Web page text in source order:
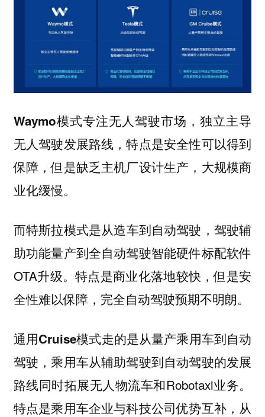
Waymo模式专注无人驾驶市场，独立主导
无人驾驶发展路线，特点是安全性可以得到
保障，但是缺乏主机厂设计生产，大规模商
业化缓慢。
而特斯拉模式是从造车到自动驾驶，驾驶辅
助功能量产到全自动驾驶智能硬件标配软件
OTA升级。特点是商业化落地较快，但是安
全性难以保障，完全自动驾驶预期不明朗。
通用Cruise模式走的是从量产乘用车到自动
驾驶，乘用车从辅助驾驶到自动驾驶的发展
路线同时拓展无人物流车和Robotaxi业务。
特点是乘用车企业与科技公司优势互补，从